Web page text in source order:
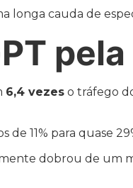
longa cauda de
6,4 vezes o tráfego
de 11% para quase
dobrou de um